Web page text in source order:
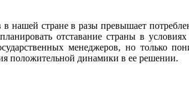
в нашей стране в разы превышает
отставание страны в
менеджеров, но только
положительной динамики в ее решении.